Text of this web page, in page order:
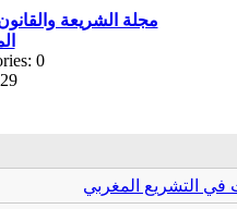
مجلة الشريعة
0
في التشريع المغربي